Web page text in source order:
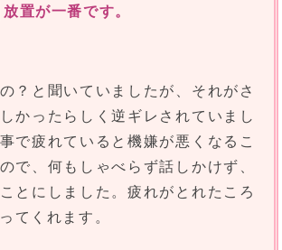
放置が一番です。
？と聞いていましたが、それがさ
かったらしく逆ギレされていまし
で疲れていると機嫌が悪くなるこ
で、何もしゃべらず話しかけず、
とにしました。疲れがとれたころ
てくれます。